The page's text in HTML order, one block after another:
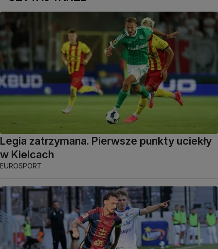
Legia zatrzymana. Pierwsze punkty uciekły
w Kielcach
EUROSPORT